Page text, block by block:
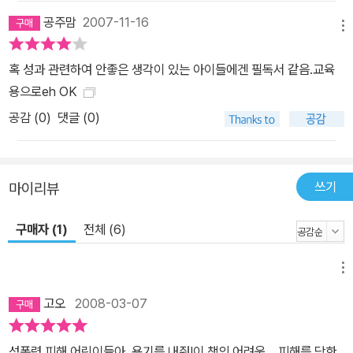
공주맘 2007-11-16
혹 성과 관련하여 안좋은 생각이 있는 아이들에겐 필독서 같음.교육
용으로eh OK
공감 (0) 댓글 (0)
마이리뷰 쓰기
구매자 (1) 전체 (6)
고오 2008-03-07